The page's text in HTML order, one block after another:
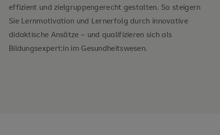
effizient und zielgruppengerecht gestalten. So steigern
Sie Lernmotivation und Lernerfolg durch innovative
didaktische Ansätze – und qualifizieren sich als
Bildungsexpert:in im Gesundheitswesen.